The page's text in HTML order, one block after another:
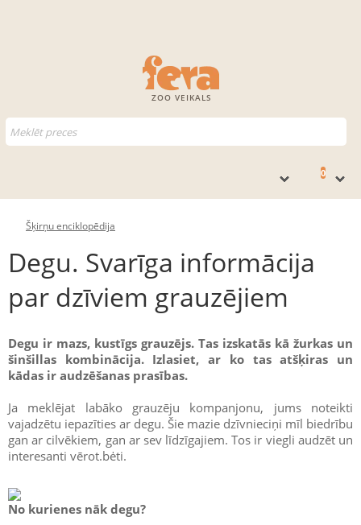
ZOO VEIKALS
0
Šķirņu enciklopēdija
Degu. Svarīga informācija
par dzīviem grauzējiem
Degu ir mazs, kustīgs grauzējs. Tas izskatās kā žurkas un
šinšillas kombinācija. Izlasiet, ar ko tas atšķiras un
kādas ir audzēšanas prasības.
Ja meklējat labāko grauzēju kompanjonu, jums noteikti
vajadzētu iepazīties ar degu. Šie mazie dzīvnieciņi mīl biedrību
gan ar cilvēkiem, gan ar sev līdzīgajiem. Tos ir viegli audzēt un
interesanti vērot.bėti.
No kurienes nāk degu?